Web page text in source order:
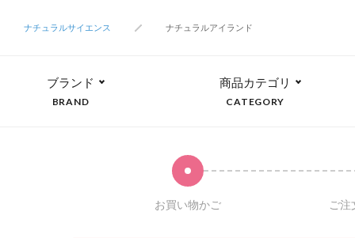
ナチュラルサイエンス ナチュラルアイランド
ブランド
BRAND
商品カテゴリ
CATEGORY
お買い物かご ご